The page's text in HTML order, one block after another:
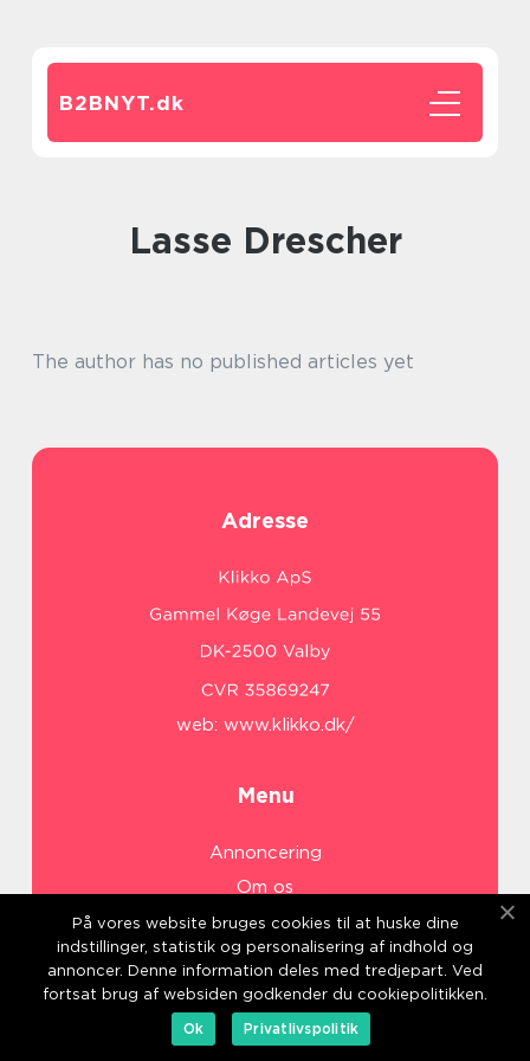
B2BNYT.dk
Lasse Drescher
The author has no published articles yet
Adresse
web: www.klikko.dk/
Menu
Annoncering
Om os
Cookies
Kontakt os
Sitemap
På vores website bruges cookies til at huske dine
indstillinger, statistik og personalisering af indhold og
annoncer. Denne information deles med tredjepart. Ved
fortsat brug af websiden godkender du cookiepolitikken.
Ok
Privatlivspolitik